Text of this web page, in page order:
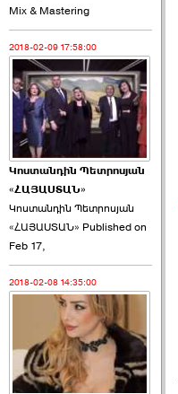
Ծառուկյանի փեսան
վնասել է ›››
2026-06-09 07:11:00
Այս ընդդիմությունը
կվերցնի ›››
2026-06-09 00:41:00
Mix & Mastering
2018-02-09 17:58:00
Կոստանդին Պետրոսյան
«ՀԱՅԱՍՏԱՆ»
Կոստանդին Պետրոսյան
«ՀԱՅԱՍՏԱՆ» Published on
Feb 17,
2018-02-08 14:35:00